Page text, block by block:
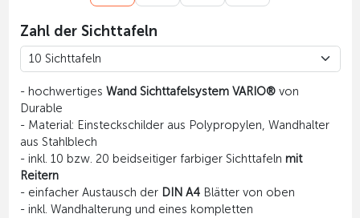
Zahl der Sichttafeln
- hochwertiges Wand Sichttafelsystem VARIO®von
Durable
- Material: Einsteckschilder aus Polypropylen, Wandhalter
aus Stahlblech
- inkl. 10 bzw. 20 beidseitiger farbiger Sichttafeln mit
Reitern
- einfacher Austausch der DIN A4Blätter von oben
- inkl. Wandhalterung und eines kompletten